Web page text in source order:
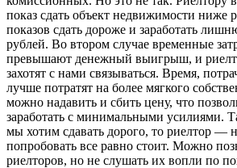
показ сдать объект недвижимости ниже
показов сдать дороже и заработать
рублей. Во втором случае временные
превышают денежный выигрыш, и
захотят с нами связываться. Время,
лучше потратят на более мягкого
можно надавить и сбить цену, что
заработать с минимальными усилиями.
мы хотим сдавать дорого, то риелтор —
попробовать все равно стоит. Можно
риелторов, но не слушать их вопли по